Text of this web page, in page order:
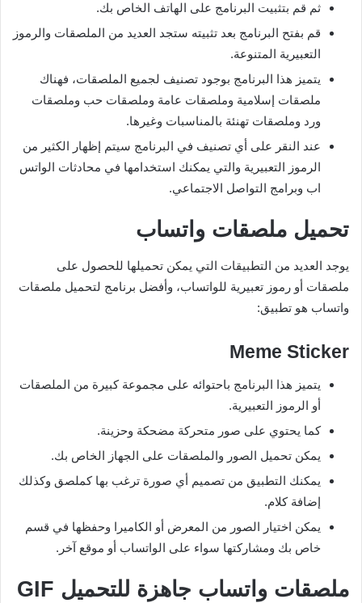
ثم قم بتثبيت البرنامج على الهاتف الخاص بك.
قم بفتح البرنامج بعد تثبيته ستجد العديد من الملصقات والرموز
التعبيرية المتنوعة.
يتميز هذا البرنامج بوجود تصنيف لجميع الملصقات، فهناك
ملصقات إسلامية وملصقات عامة وملصقات حب وملصقات
ورد وملصقات تهنئة بالمناسبات وغيرها.
عند النقر على أي تصنيف في البرنامج سيتم إظهار الكثير من
الرموز التعبيرية والتي يمكنك استخدامها في محادثات الواتس
اب وبرامج التواصل الاجتماعي.
تحميل ملصقات واتساب
يوجد العديد من التطبيقات التي يمكن تحميلها للحصول على
ملصقات أو رموز تعبيرية للواتساب، وأفضل برنامج لتحميل ملصقات
واتساب هو تطبيق:
Meme Sticker
يتميز هذا البرنامج باحتوائه على مجموعة كبيرة من الملصقات
أو الرموز التعبيرية.
كما يحتوي على صور متحركة مضحكة وحزينة.
يمكن تحميل الصور والملصقات على الجهاز الخاص بك.
يمكنك التطبيق من تصميم أي صورة ترغب بها كملصق وكذلك
إضافة كلام.
يمكن اختيار الصور من المعرض أو الكاميرا وحفظها في قسم
خاص بك ومشاركتها سواء على الواتساب أو موقع آخر.
ملصقات واتساب جاهزة للتحميل GIF